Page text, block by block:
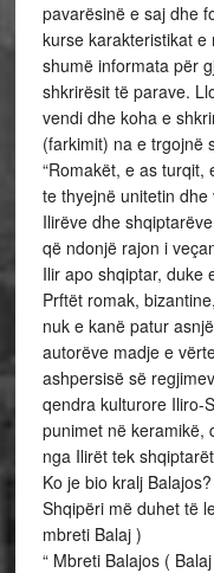
pavarësinë e saj dhe
kurse karakteristikat
shumë informata për
shkrirësit të parave.
vendi dhe koha e
(farkimit) na e trgojnë
“Romakët, e as
te thyejnë unitetin
Ilirëve dhe
që ndonjë rajon i
Ilir apo shqiptar, duke
Prftët romak,
nuk e kanë patur
autorëve madje e
ashpersisë së
qendra kulturore Iliro-
punimet në keramikë,
nga Ilirët tek
Ko je bio kralj
Shqipëri më duhet të
mbreti Balaj )
“ Mbreti Balajos (